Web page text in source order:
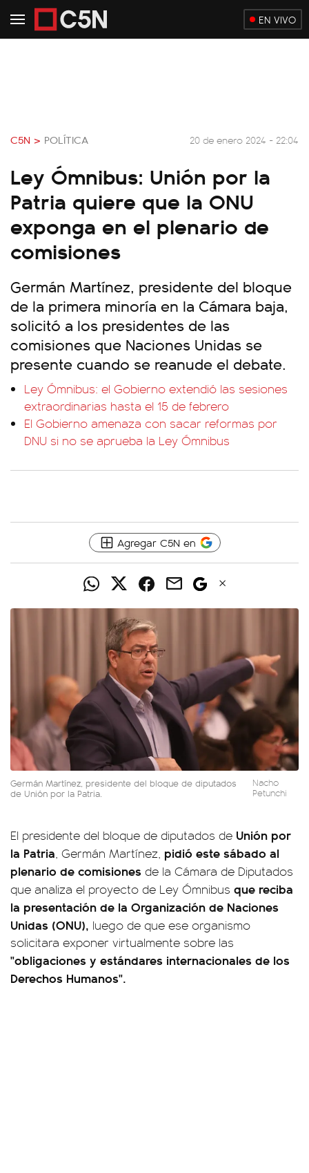
EN VIVO
C5N > POLÍTICA 20 de enero 2024 - 22:04
Ley Ómnibus: Unión por la
Patria quiere que la ONU
exponga en el plenario de
comisiones
Germán Martínez, presidente del bloque
de la primera minoría en la Cámara baja,
solicitó a los presidentes de las
comisiones que Naciones Unidas se
presente cuando se reanude el debate.
Ley Ómnibus: el Gobierno extendió las sesiones
extraordinarias hasta el 15 de febrero
El Gobierno amenaza con sacar reformas por
DNU si no se aprueba la Ley Ómnibus
Agregar C5N en
Germán Martínez, presidente del bloque de diputados
de Unión por la Patria.
Nacho
Petunchi
El presidente del bloque de diputados de Unión por
la Patria, Germán Martínez, pidió este sábado al
plenario de comisiones de la Cámara de Diputados
que analiza el proyecto de Ley Ómnibus que reciba
la presentación de la Organización de Naciones
Unidas (ONU), luego de que ese organismo
solicitara exponer virtualmente sobre las
"obligaciones y estándares internacionales de los
Derechos Humanos".